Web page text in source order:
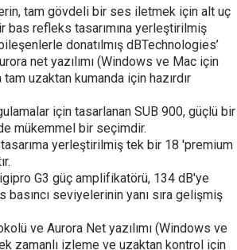
tam gövdeli bir ses iletmek için alt uç
bas refleks tasarımına yerleştirilmiş
donatılmış dBTechnologies’
net yazılımı (Windows ve Mac için
tam uzaktan kumanda için hazırdır
için tasarlanan SUB 900, güçlü bir
mükemmel bir seçimdir.
yerleştirilmiş tek bir 18 'premium
G3 güç amplifikatörü, 134 dB'ye
basıncı seviyelerinin yanı sıra gelişmiş
ve Aurora Net yazılımı (Windows ve
zamanlı izleme ve uzaktan kontrol için